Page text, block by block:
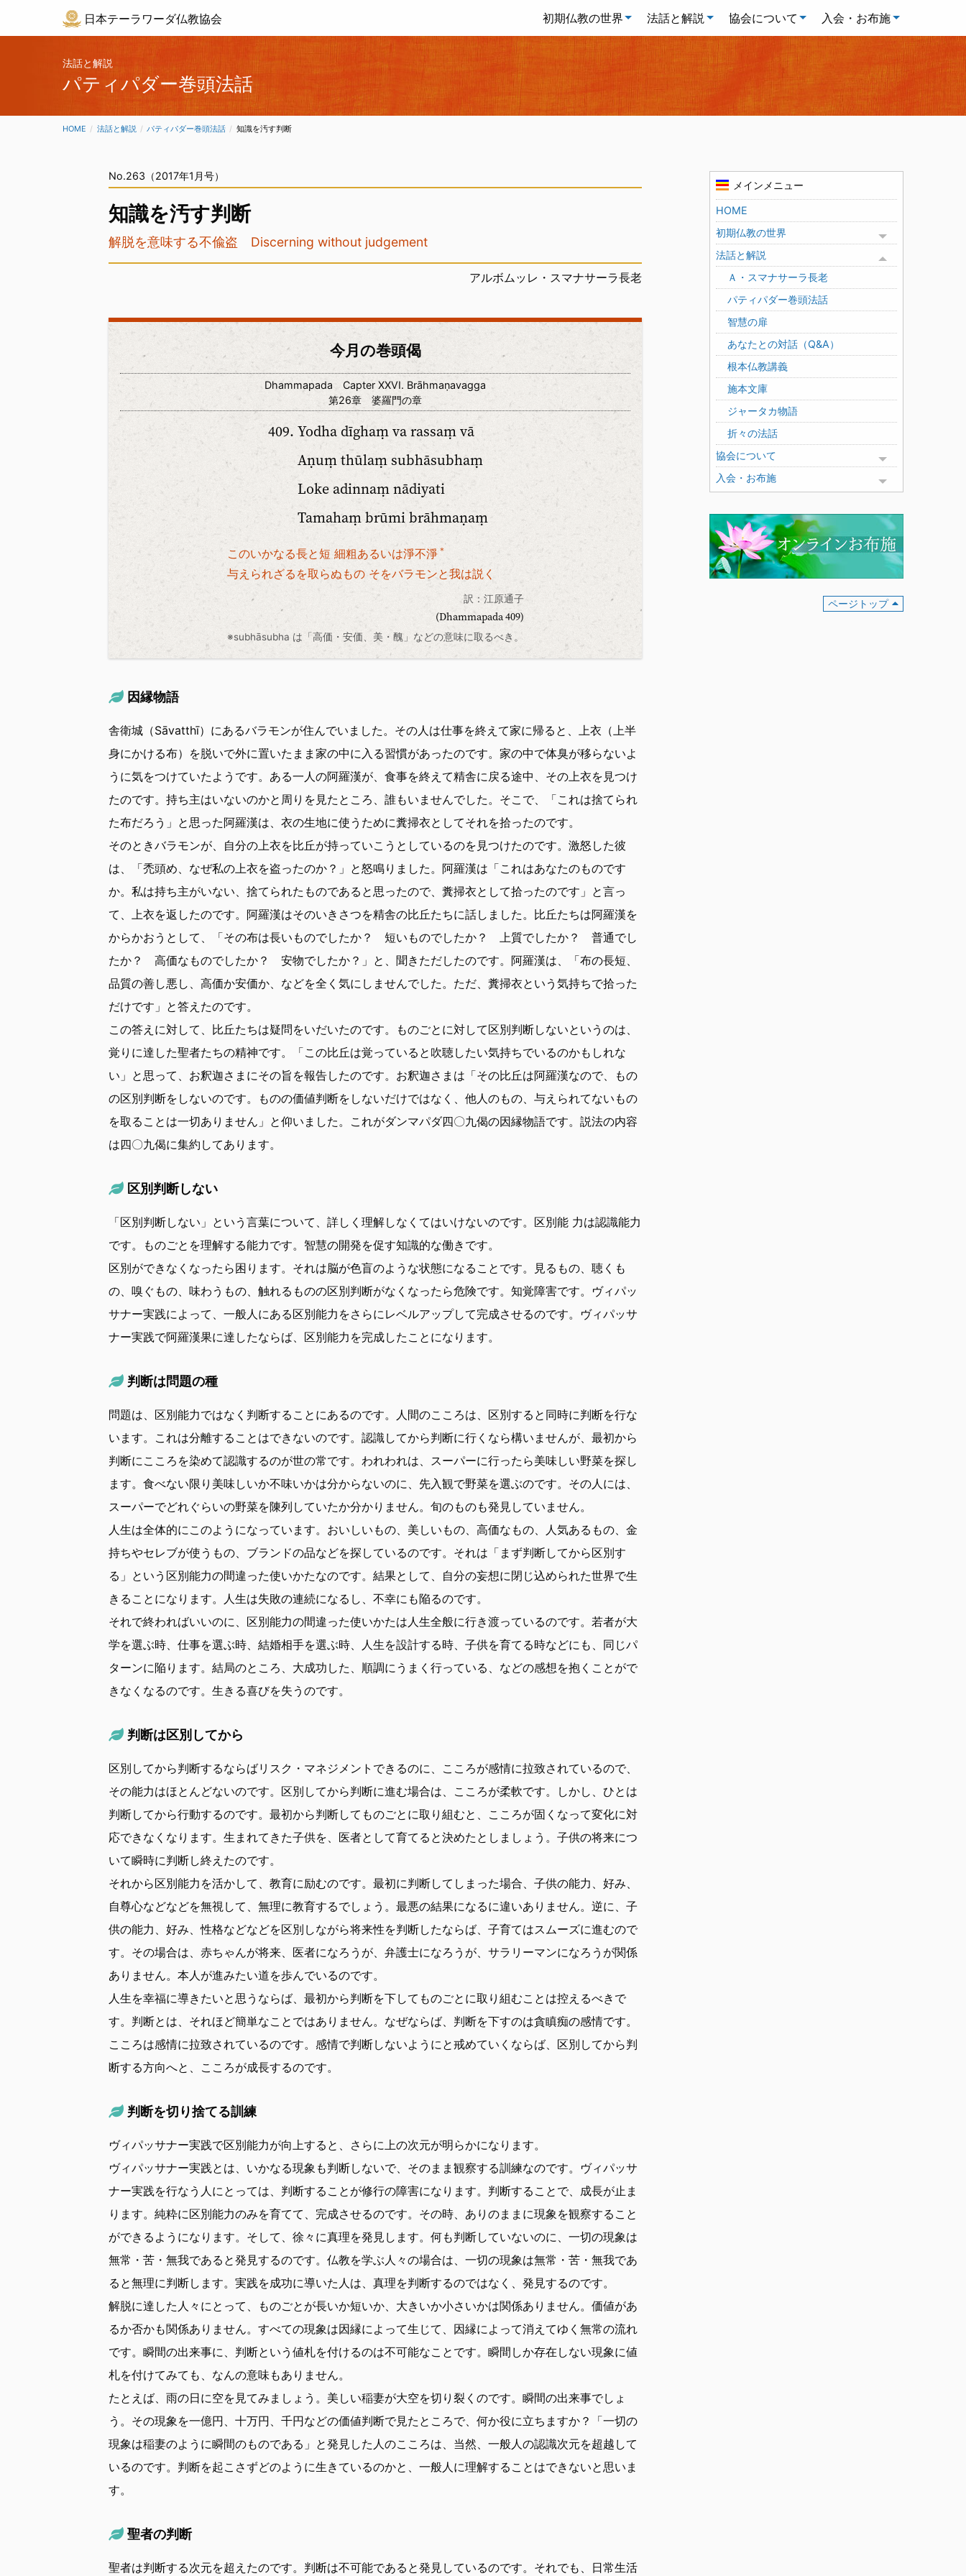
日本テーラワーダ仏教協会 初期仏教の世界 法話と解説 協会について 入会・お布施
法話と解説
パティパダー巻頭法話
HOME 法話と解説 パティパダー巻頭法話 CURRENT:
知識を汚す判断
No.263（2017年1月号）
知識を汚す判断
解脱を意味する不偸盗 Discerning without judgement
アルボムッレ・スマナサーラ長老
今月の巻頭偈
Dhammapada Capter XXVI. Brāhmaṇavagga
第26章 婆羅門の章
Yodha dīghaṃ va rassaṃ vā
Aṇuṃ thūlaṃ subhāsubhaṃ
Loke adinnaṃ nādiyati
Tamahaṃ brūmi brāhmaṇaṃ
このいかなる長と短 細粗あるいは淨不淨 ＊
与えられざるを取らぬもの そをバラモンと我は説く
訳：江原通子
(Dhammapada 409)
※subhāsubha は「高価・安価、美・醜」などの意味に取るべき。
因縁物語
舎衛城（Sāvatthī）にあるバラモンが住んでいました。その人は仕事を終えて家に帰ると、上衣（上半
身にかける布）を脱いで外に置いたまま家の中に入る習慣があったのです。家の中で体臭が移らないよ
うに気をつけていたようです。ある一人の阿羅漢が、食事を終えて精舎に戻る途中、その上衣を見つけ
たのです。持ち主はいないのかと周りを見たところ、誰もいませんでした。そこで、「これは捨てられ
た布だろう」と思った阿羅漢は、衣の生地に使うために糞掃衣としてそれを拾ったのです。
そのときバラモンが、自分の上衣を比丘が持っていこうとしているのを見つけたのです。激怒した彼
は、「禿頭め、なぜ私の上衣を盗ったのか？」と怒鳴りました。阿羅漢は「これはあなたのものです
か。私は持ち主がいない、捨てられたものであると思ったので、糞掃衣として拾ったのです」と言っ
て、上衣を返したのです。阿羅漢はそのいきさつを精舎の比丘たちに話しました。比丘たちは阿羅漢を
からかおうとして、「その布は長いものでしたか？ 短いものでしたか？ 上質でしたか？ 普通でし
たか？ 高価なものでしたか？ 安物でしたか？」と、聞きただしたのです。阿羅漢は、「布の長短、
品質の善し悪し、高価か安価か、などを全く気にしませんでした。ただ、糞掃衣という気持ちで拾った
だけです」と答えたのです。
この答えに対して、比丘たちは疑問をいだいたのです。ものごとに対して区別判断しないというのは、
覚りに達した聖者たちの精神です。「この比丘は覚っていると吹聴したい気持ちでいるのかもしれな
い」と思って、お釈迦さまにその旨を報告したのです。お釈迦さまは「その比丘は阿羅漢なので、もの
の区別判断をしないのです。ものの価値判断をしないだけではなく、他人のもの、与えられてないもの
を取ることは一切ありません」と仰いました。これがダンマパダ四〇九偈の因縁物語です。説法の内容
は四〇九偈に集約してあります。
区別判断しない
「区別判断しない」という言葉について、詳しく理解しなくてはいけないのです。区別能 力は認識能力
です。ものごとを理解する能力です。智慧の開発を促す知識的な働きです。
区別ができなくなったら困ります。それは脳が色盲のような状態になることです。見るもの、聴くも
の、嗅ぐもの、味わうもの、触れるものの区別判断がなくなったら危険です。知覚障害です。ヴィパッ
サナー実践によって、一般人にある区別能力をさらにレベルアップして完成させるのです。ヴィパッサ
ナー実践で阿羅漢果に達したならば、区別能力を完成したことになります。
判断は問題の種
問題は、区別能力ではなく判断することにあるのです。人間のこころは、区別すると同時に判断を行な
います。これは分離することはできないのです。認識してから判断に行くなら構いませんが、最初から
判断にこころを染めて認識するのが世の常です。われわれは、スーパーに行ったら美味しい野菜を探し
ます。食べない限り美味しいか不味いかは分からないのに、先入観で野菜を選ぶのです。その人には、
スーパーでどれぐらいの野菜を陳列していたか分かりません。旬のものも発見していません。
人生は全体的にこのようになっています。おいしいもの、美しいもの、高価なもの、人気あるもの、金
持ちやセレブが使うもの、ブランドの品などを探しているのです。それは「まず判断してから区別す
る」という区別能力の間違った使いかたなのです。結果として、自分の妄想に閉じ込められた世界で生
きることになります。人生は失敗の連続になるし、不幸にも陥るのです。
それで終わればいいのに、区別能力の間違った使いかたは人生全般に行き渡っているのです。若者が大
学を選ぶ時、仕事を選ぶ時、結婚相手を選ぶ時、人生を設計する時、子供を育てる時などにも、同じパ
ターンに陥ります。結局のところ、大成功した、順調にうまく行っている、などの感想を抱くことがで
きなくなるのです。生きる喜びを失うのです。
判断は区別してから
区別してから判断するならばリスク・マネジメントできるのに、こころが感情に拉致されているので、
その能力はほとんどないのです。区別してから判断に進む場合は、こころが柔軟です。しかし、ひとは
判断してから行動するのです。最初から判断してものごとに取り組むと、こころが固くなって変化に対
応できなくなります。生まれてきた子供を、医者として育てると決めたとしましょう。子供の将来につ
いて瞬時に判断し終えたのです。
それから区別能力を活かして、教育に励むのです。最初に判断してしまった場合、子供の能力、好み、
自尊心などなどを無視して、無理に教育するでしょう。最悪の結果になるに違いありません。逆に、子
供の能力、好み、性格などなどを区別しながら将来性を判断したならば、子育てはスムーズに進むので
す。その場合は、赤ちゃんが将来、医者になろうが、弁護士になろうが、サラリーマンになろうが関係
ありません。本人が進みたい道を歩んでいるのです。
人生を幸福に導きたいと思うならば、最初から判断を下してものごとに取り組むことは控えるべきで
す。判断とは、それほど簡単なことではありません。なぜならば、判断を下すのは貪瞋痴の感情です。
こころは感情に拉致されているのです。感情で判断しないようにと戒めていくならば、区別してから判
断する方向へと、こころが成長するのです。
判断を切り捨てる訓練
ヴィパッサナー実践で区別能力が向上すると、さらに上の次元が明らかになります。
ヴィパッサナー実践とは、いかなる現象も判断しないで、そのまま観察する訓練なのです。ヴィパッサ
ナー実践を行なう人にとっては、判断することが修行の障害になります。判断することで、成長が止ま
ります。純粋に区別能力のみを育てて、完成させるのです。その時、ありのままに現象を観察すること
ができるようになります。そして、徐々に真理を発見します。何も判断していないのに、一切の現象は
無常・苦・無我であると発見するのです。仏教を学ぶ人々の場合は、一切の現象は無常・苦・無我であ
ると無理に判断します。実践を成功に導いた人は、真理を判断するのではなく、発見するのです。
解脱に達した人々にとって、ものごとが長いか短いか、大きいか小さいかは関係ありません。価値があ
るか否かも関係ありません。すべての現象は因縁によって生じて、因縁によって消えてゆく無常の流れ
です。瞬間の出来事に、判断という値札を付けるのは不可能なことです。瞬間しか存在しない現象に値
札を付けてみても、なんの意味もありません。
たとえば、雨の日に空を見てみましょう。美しい稲妻が大空を切り裂くのです。瞬間の出来事でしょ
う。その現象を一億円、十万円、千円などの価値判断で見たところで、何か役に立ちますか？「一切の
現象は稲妻のように瞬間のものである」と発見した人のこころは、当然、一般人の認識次元を超越して
いるのです。判断を起こさずどのように生きているのかと、一般人に理解することはできないと思いま
す。
聖者の判断
聖者は判断する次元を超えたのです。判断は不可能であると発見しているのです。それでも、日常生活
メインメニュー
HOME
初期仏教の世界
Toggle menu
法話と解説
Toggle menu
Ａ・スマナサーラ長老
パティパダー巻頭法話
智慧の扉
あなたとの対話（Q&A）
根本仏教講義
施本文庫
ジャータカ物語
折々の法話
協会について
Toggle menu
入会・お布施
Toggle menu
ページトップ